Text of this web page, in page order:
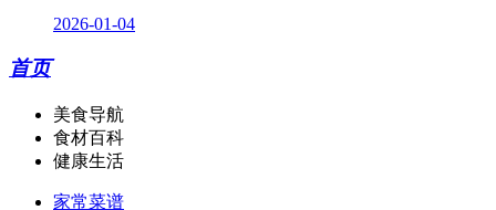
2026-01-04
首页
美食导航
食材百科
健康生活
家常菜谱